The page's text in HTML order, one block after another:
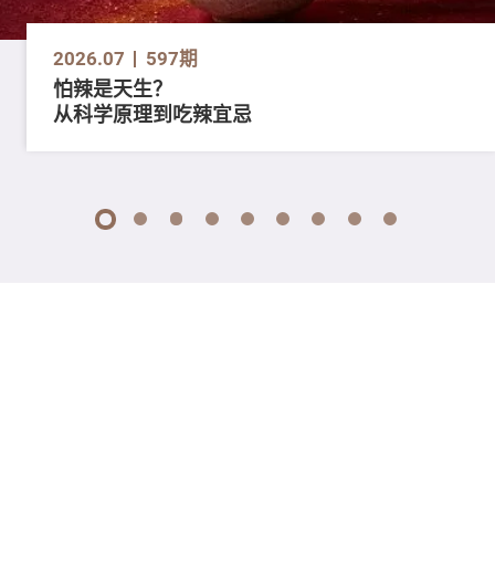
2026.07 597期
怕辣是天生？
从科学原理到吃辣宜忌
1 2 3 4 5 6 7 8 9